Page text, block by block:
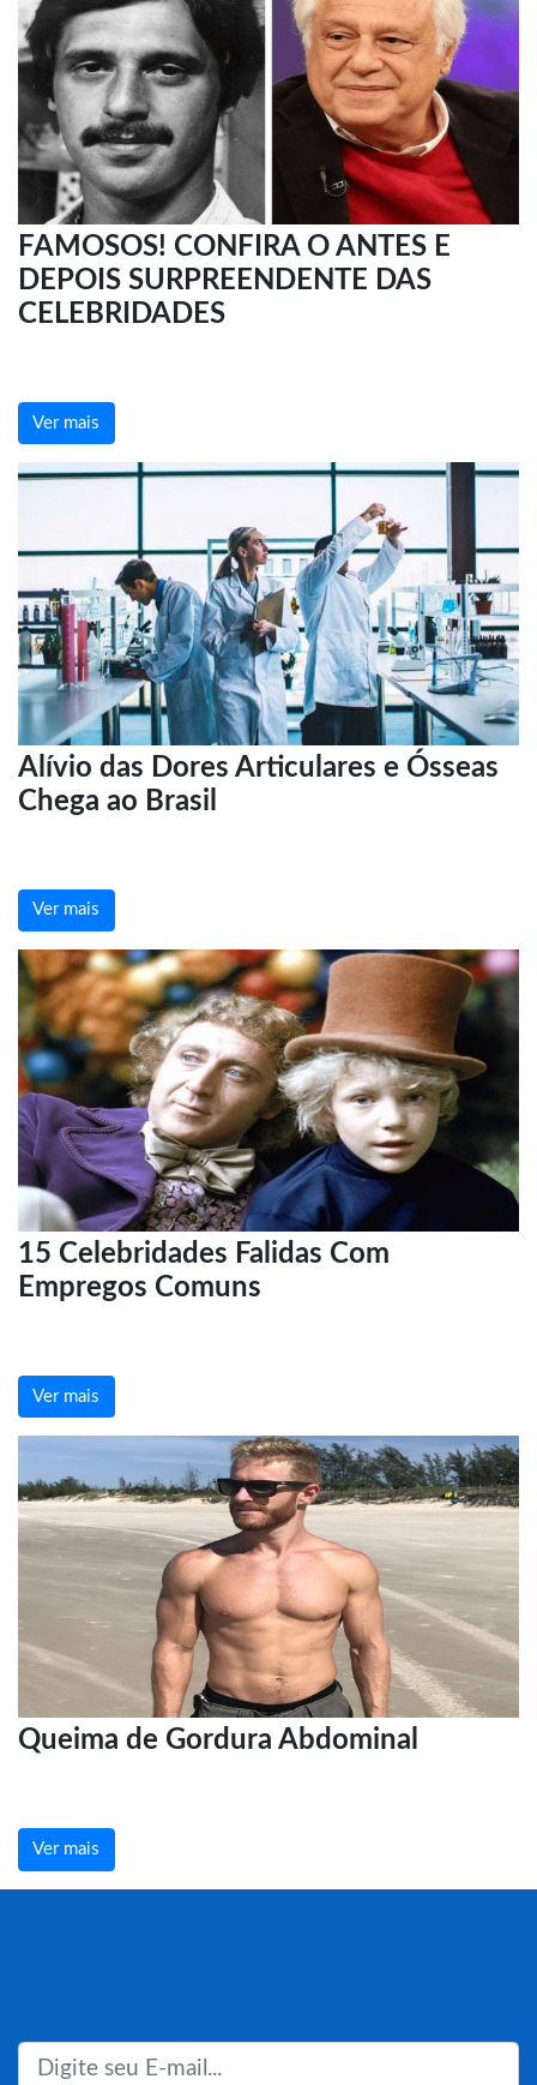
FAMOSOS! CONFIRA O ANTES E
DEPOIS SURPREENDENTE DAS
CELEBRIDADES
Ver mais
Alívio das Dores Articulares e Ósseas
Chega ao Brasil
Ver mais
15 Celebridades Falidas Com
Empregos Comuns
Ver mais
Queima de Gordura Abdominal
Ver mais